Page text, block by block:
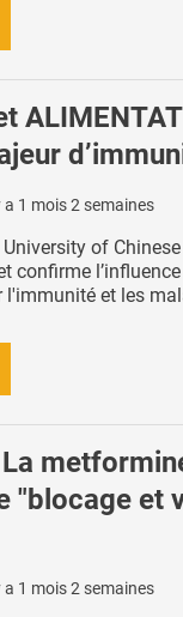
a 1 mois 2 semaines
University of
confirme
l'immunité et les
"blocage et
a 1 mois 2 semaines